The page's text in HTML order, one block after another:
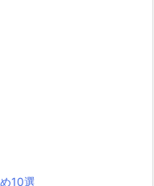
10選